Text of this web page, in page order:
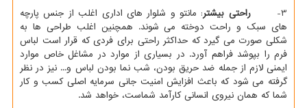
3-
راحتی بیشتر: مانتو و شلوار های اداری اغلب از جنس پارچه
های سبک و راحت دوخته می شوند. همچنین اغلب طراحی ها به
شکلی صورت می گیرد که حداکثر راحتی برای فردی که قرار است لباس
فرم را بپوشد فراهم آورد. در بسیاری از موارد در مشاغل خاص موارد
ایمنی لازم از جمله ضد حریق بودن، شب نما بودن لباس و... نیز در نظر
گرفته می شود که باعث افزایش امنیت جانی سرمایه اصلی کسب و کار
شما که همان نیروی انسانی کارآمد شماست، خواهد شد.